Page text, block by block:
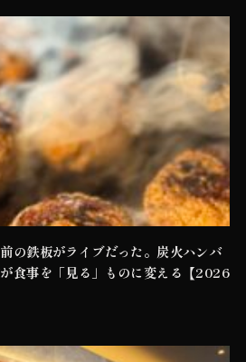
の鉄板がライブだった。炭火ハンバ
食事を「見る」ものに変える【2026